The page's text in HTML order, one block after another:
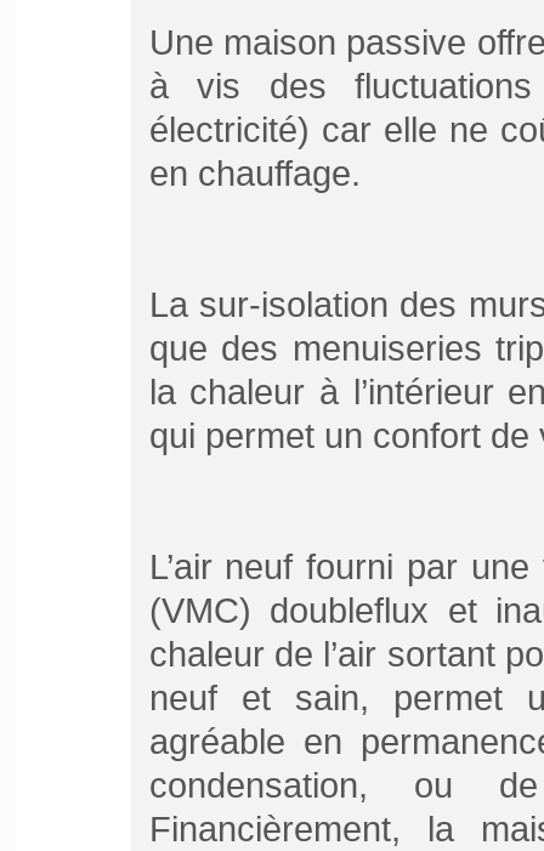
Une maison passive
à vis des
électricité) car elle ne
en chauffage.
La sur-isolation des
que des menuiseries
la chaleur à l’intérieur
qui permet un confort de
L’air neuf fourni par
(VMC) doubleflux et
chaleur de l’air sortant
neuf et sain, permet
agréable en
condensation, ou
Financièrement, la